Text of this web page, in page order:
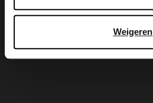
Weigeren
Bezorgen & retour
ga terug